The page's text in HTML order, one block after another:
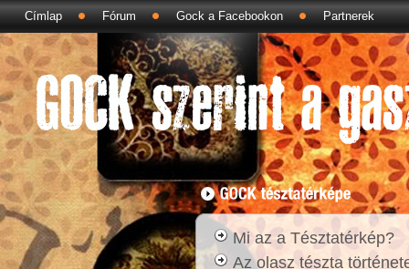
Címlap Fórum Gock a Facebookon Partnerek
Mi az a Tésztatérkép?
Az olasz tészta